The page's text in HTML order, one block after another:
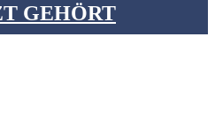
GEHÖRT